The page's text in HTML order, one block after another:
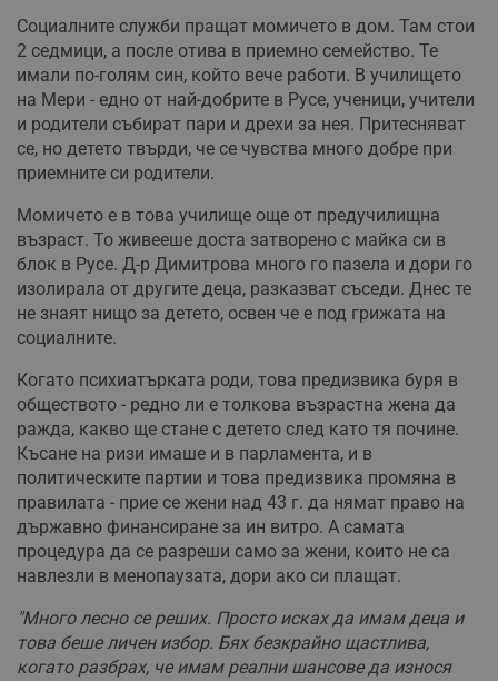
Социалните служби пращат момичето в дом. Там стои
2 седмици, а после отива в приемно семейство. Те
имали по-голям син, който вече работи. В училището
на Мери - едно от най-добрите в Русе, ученици, учители
и родители събират пари и дрехи за нея. Притесняват
се, но детето твърди, че се чувства много добре при
приемните си родители.
Момичето е в това училище още от предучилищна
възраст. То живееше доста затворено с майка си в
блок в Русе. Д-р Димитрова много го пазела и дори го
изолирала от другите деца, разказват съседи. Днес те
не знаят нищо за детето, освен че е под грижата на
социалните.
Когато психиатърката роди, това предизвика буря в
обществото - редно ли е толкова възрастна жена да
ражда, какво ще стане с детето след като тя почине.
Късане на ризи имаше и в парламента, и в
политическите партии и това предизвика промяна в
правилата - прие се жени над 43 г. да нямат право на
държавно финансиране за ин витро. А самата
процедура да се разреши само за жени, които не са
навлезли в менопаузата, дори ако си плащат.
"Много лесно се реших. Просто исках да имам деца и
това беше личен избор. Бях безкрайно щастлива,
когато разбрах, че имам реални шансове да износя